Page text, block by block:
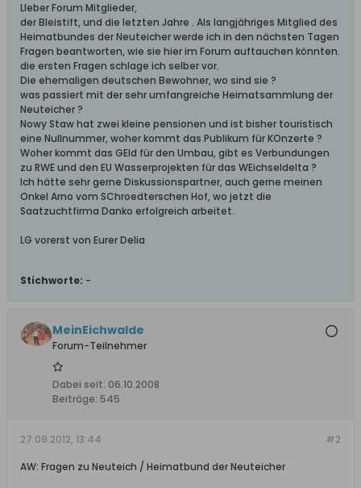
LIeber Forum Mitglieder,
der Bleistift, und die letzten Jahre . Als langjähriges Mitglied des
Heimatbundes der Neuteicher werde ich in den nächsten Tagen
Fragen beantworten, wie sie hier im Forum auftauchen könnten.
die ersten Fragen schlage ich selber vor.
Die ehemaligen deutschen Bewohner, wo sind sie ?
was passiert mit der sehr umfangreiche Heimatsammlung der
Neuteicher ?
Nowy Staw hat zwei kleine pensionen und ist bisher touristisch
eine Nullnummer, woher kommt das Publikum für KOnzerte ?
Woher kommt das GEld für den Umbau, gibt es Verbundungen
zu RWE und den EU Wasserprojekten für das WEichseldelta ?
Ich hätte sehr gerne Diskussionspartner, auch gerne meinen
Onkel Arno vom SChroedterschen Hof, wo jetzt die
Saatzuchtfirma Danko erfolgreich arbeitet.
LG vorerst von Eurer Delia
Stichworte: -
MeinEichwalde
Forum-Teilnehmer
Dabei seit: 06.10.2008
Beiträge: 545
#2
27.09.2012, 13:44
AW: Fragen zu Neuteich / Heimatbund der Neuteicher